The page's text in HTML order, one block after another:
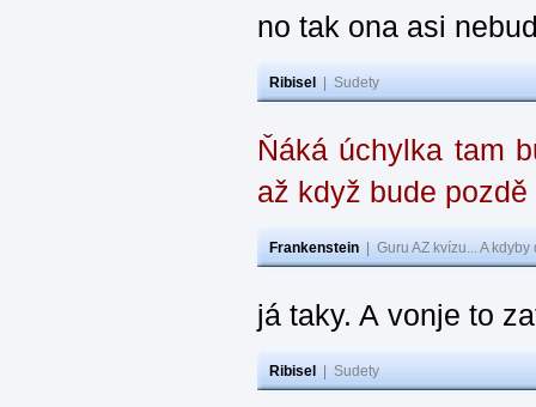
no tak ona asi
Ribisel Sudety
Ňáká úchylka tam
až když bude pozdě
Frankenstein Guru AZ kvízu... A
já taky. A vonje to
Ribisel Sudety